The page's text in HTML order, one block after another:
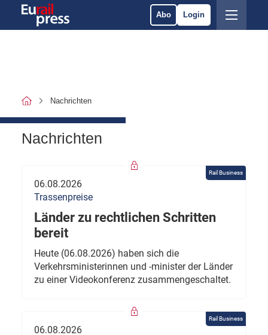
Abo Login
Nachrichten
Nachrichten
Rail Business
06.08.2026
Trassenpreise
Länder zu rechtlichen Schritten
bereit
Heute (06.08.2026) haben sich die
Verkehrsministerinnen und -minister der Länder
zu einer Videokonferenz zusammengeschaltet.
Rail Business
06.08.2026